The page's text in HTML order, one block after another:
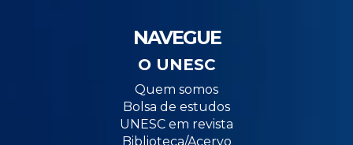
NAVEGUE
O UNESC
Quem somos
Bolsa de estudos
UNESC em revista
Biblioteca/Acervo